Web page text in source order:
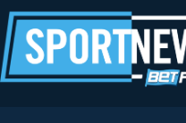
al
contenuto